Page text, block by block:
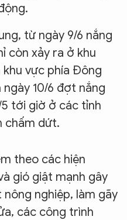
từ ngày 9/6 nắng
còn xảy ra ở khu
khu vực phía Đông
10/6 đợt nắng
5 tới giờ ở các tỉnh
chấm dứt.
theo các hiện
gió giật mạnh gây
nghiệp, làm gãy
các công trình